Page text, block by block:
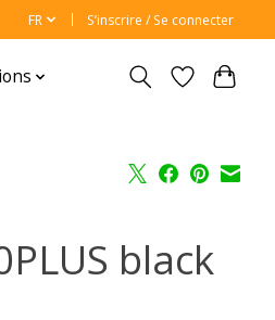
FR S’inscrire / Se connecter
black